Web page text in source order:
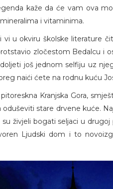
kaže da će vam ova
i vitaminima.
vi u okviru školske literature
zločestom Bedalcu i
još jednom selfiju uz
naići ćete na rodnu kuću
pitoreskna Kranjska Gora,
stare drvene kuće.
živjeli bogati seljaci u drugoj
Ljudski dom i to